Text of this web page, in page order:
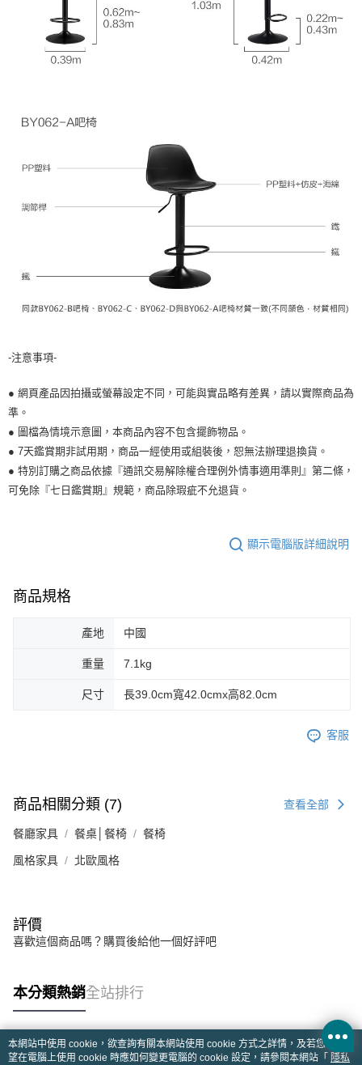
-注意事項-
● 網頁產品因拍攝或螢幕設定不同，可能與實品略有差異，請以實際商品為
準。
● 圖檔為情境示意圖，本商品內容不包含擺飾物品。
● 7天鑑賞期非試用期，商品一經使用或組裝後，恕無法辦理退換貨。
● 特別訂購之商品依據『通訊交易解除權合理例外情事適用準則』第二條，
可免除『七日鑑賞期』規範，商品除瑕疵不允退貨。
顯示電腦版詳細說明
商品規格
產地 中國
重量 7.1kg
尺寸 長39.0cm寬42.0cmx高82.0cm
客服
商品相關分類 (7) 查看全部
餐廳家具 餐桌│餐椅 餐椅
風格家具 北歐風格
評價
喜歡這個商品嗎？購買後給他一個好評吧
本分類熱銷全站排行
熱門標籤
本網站中使用 cookie，欲查詢有關本網站使用 cookie 方式之詳情，及若您不希
望在電腦上使用 cookie 時應如何變更電腦的 cookie 設定，請參閱本網站「 隱私